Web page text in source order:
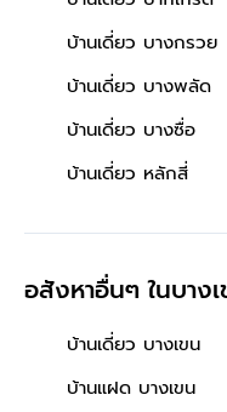
บ้านเดี่ยว บางกรวย
บ้านเดี่ยว บางพลัด
บ้านเดี่ยว บางซื่อ
บ้านเดี่ยว หลักสี่
อสังหาอื่นๆในบาง
บ้านเดี่ยว บางเขน
บ้านแฝด บางเขน